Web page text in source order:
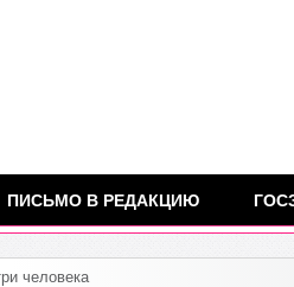
ПИСЬМО В РЕДАКЦИЮ